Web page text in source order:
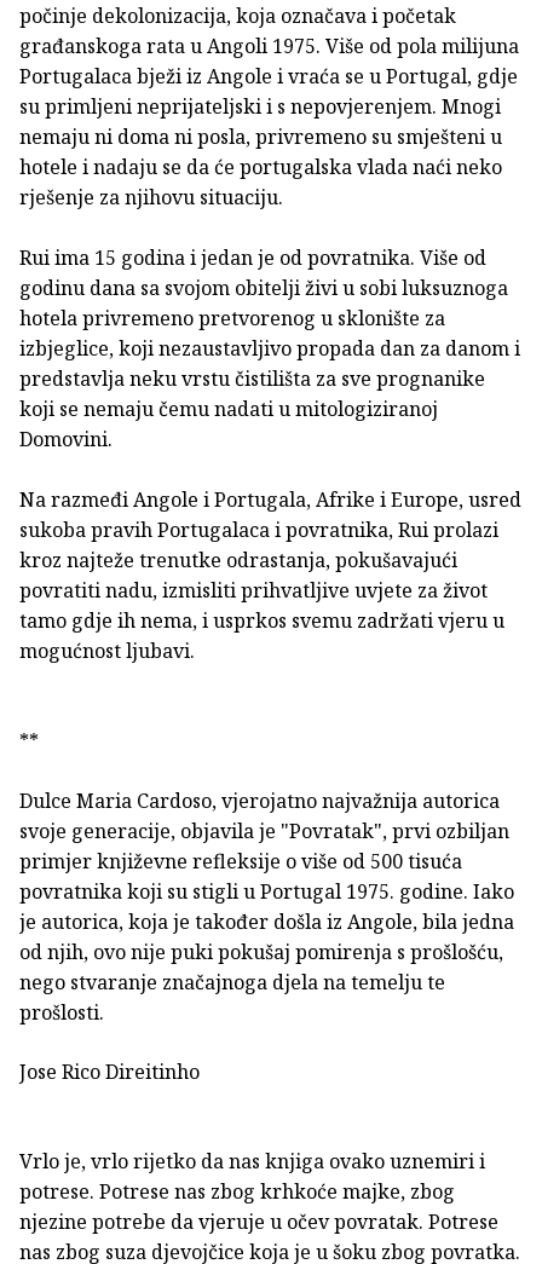
počinje dekolonizacija, koja označava i početak
građanskoga rata u Angoli 1975. Više od pola milijuna
Portugalaca bježi iz Angole i vraća se u Portugal, gdje
su primljeni neprijateljski i s nepovjerenjem. Mnogi
nemaju ni doma ni posla, privremeno su smješteni u
hotele i nadaju se da će portugalska vlada naći neko
rješenje za njihovu situaciju.
Rui ima 15 godina i jedan je od povratnika. Više od
godinu dana sa svojom obitelji živi u sobi luksuznoga
hotela privremeno pretvorenog u sklonište za
izbjeglice, koji nezaustavljivo propada dan za danom i
predstavlja neku vrstu čistilišta za sve prognanike
koji se nemaju čemu nadati u mitologiziranoj
Domovini.
Na razmeđi Angole i Portugala, Afrike i Europe, usred
sukoba pravih Portugalaca i povratnika, Rui prolazi
kroz najteže trenutke odrastanja, pokušavajući
povratiti nadu, izmisliti prihvatljive uvjete za život
tamo gdje ih nema, i usprkos svemu zadržati vjeru u
mogućnost ljubavi.
**
Dulce Maria Cardoso, vjerojatno najvažnija autorica
svoje generacije, objavila je "Povratak", prvi ozbiljan
primjer književne refleksije o više od 500 tisuća
povratnika koji su stigli u Portugal 1975. godine. Iako
je autorica, koja je također došla iz Angole, bila jedna
od njih, ovo nije puki pokušaj pomirenja s prošlošću,
nego stvaranje značajnoga djela na temelju te
prošlosti.
Jose Rico Direitinho
Vrlo je, vrlo rijetko da nas knjiga ovako uznemiri i
potrese. Potrese nas zbog krhkoće majke, zbog
njezine potrebe da vjeruje u očev povratak. Potrese
nas zbog suza djevojčice koja je u šoku zbog povratka.